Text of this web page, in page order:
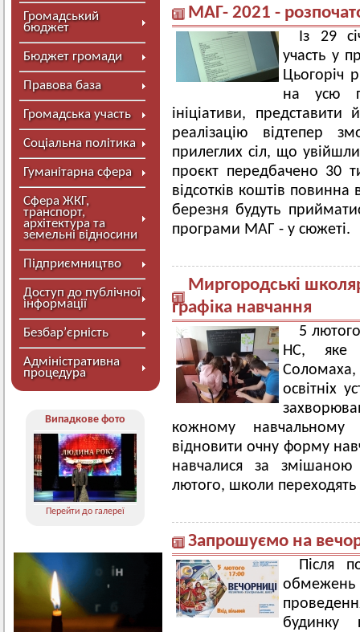
Громадський
бюджет
Бюджет громади
Правова база
Громадська участь
Соціальна політика
Гуманітарна сфера
Сфера ЖКГ,
транспорт,
архітектура та
земельні відносини
Підприємництво
Доступ до публічної
інформації
Безбар’єрність
Адміністративна
процедура
Випадкове фото
Перейти до галереї
МАГ- 2021 -
Із 29
участь у
Цьогоріч
на усю
ініціативи,
реалізацію відтепер
прилеглих сіл, що
проєкт передбачено 30
відсотків коштів повинна
березня будуть
програми МАГ - у сюжеті.
Миргородські
графіка навчання
5
НС, яке
освітніх
кожному навчальному
відновити очну форму
навчалися за
лютого, школи
Запрошуємо на
Після
будинку